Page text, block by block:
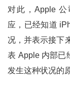
对此，Apple 公
应，已经知道
况，并表示接下
表 Apple 内部已
发生这种状况的